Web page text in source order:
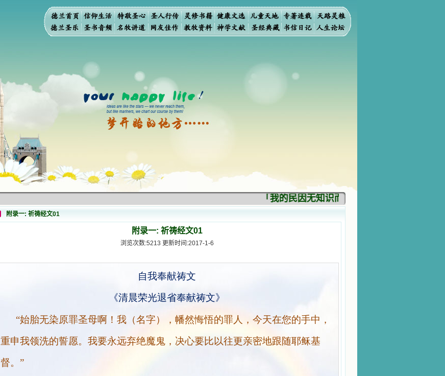
「我的民因无知识而灭亡。你弃掉知识，我也
附录一: 祈祷经文01
附录一: 祈祷经文01
浏览次数:5213 更新时间:2017-1-6
自我奉献祷文
《清晨荣光退省奉献祷文》
“始胎无染原罪圣母啊！我（名字），幡然悔悟的罪人，今天在您的手中，
重申我领洗的誓愿。我要永远弃绝魔鬼，决心要比以往更亲密地跟随耶稣基
督。”